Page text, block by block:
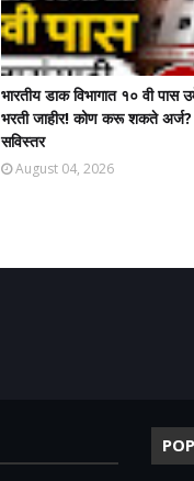
भारतीय डाक विभागात १० वी पास
भरती जाहीर! कोण करू शकते अर्ज?
सविस्तर
August 04, 2026